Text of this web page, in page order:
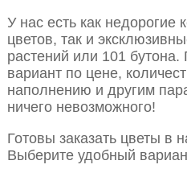
У нас есть как недорогие
цветов, так и
растений или 101
вариант по цене,
наполнению и другим
ничего невозможного!
Готовы заказать цветы в
Выберите удобный